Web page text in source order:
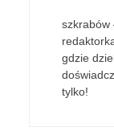
szkrabów
gdzie
tylko!